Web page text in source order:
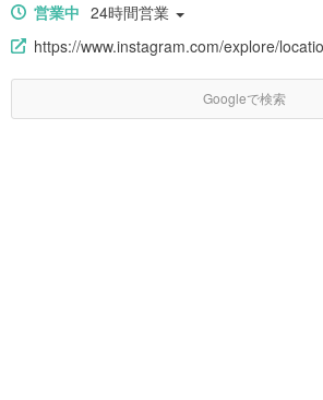
営業中 24時間営業
https://www.instagram.com/explore/
Googleで検索